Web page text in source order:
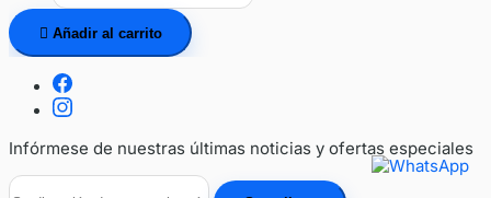
 Añadir al carrito
Infórmese de nuestras últimas noticias y ofertas especiales